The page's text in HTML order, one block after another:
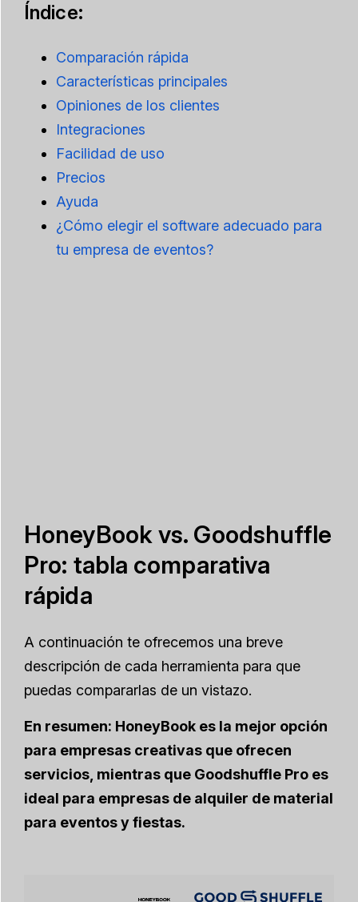
Índice:
Comparación rápida
Características principales
Opiniones de los clientes
Integraciones
Facilidad de uso
Precios
Ayuda
¿Cómo elegir el software adecuado para
tu empresa de eventos?
HoneyBook vs. Goodshuffle
Pro: tabla comparativa
rápida
A continuación te ofrecemos una breve
descripción de cada herramienta para que
puedas compararlas de un vistazo.
En resumen: HoneyBook es la mejor opción
para empresas creativas que ofrecen
servicios, mientras que Goodshuffle Pro es
ideal para empresas de alquiler de material
para eventos y fiestas.